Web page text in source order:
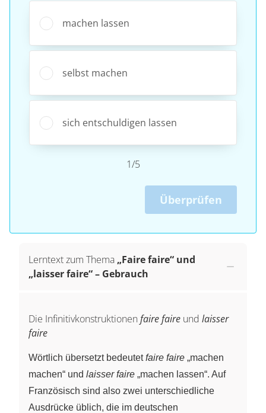
machen lassen
selbst machen
sich entschuldigen lassen
1/5
Überprüfen
Lerntext zum Thema „Faire faire“ und
„laisser faire“ – Gebrauch
Die Infinitivkonstruktionen faire faire und laisser
faire
Wörtlich übersetzt bedeutetfaire faire „machen
machen“ und laisser faire „machen lassen“. Auf
Französisch sind also zwei unterschiedliche
Ausdrücke üblich, die im deutschen